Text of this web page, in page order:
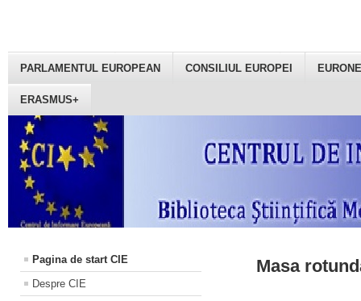
PARLAMENTUL EUROPEAN CONSILIUL EUROPEI
ERASMUS+
Pagina de start CIE
Despre CIE
Masa